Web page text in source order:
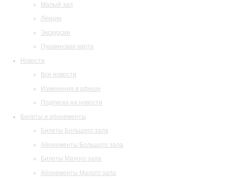
Малый зал
Лекции
Экскурсии
Пушкинская карта
Новости
Все новости
Изменения в афише
Подписка на новости
Билеты и абонементы
Билеты Большого зала
Абонементы Большого зала
Билеты Малого зала
Абонементы Малого зала